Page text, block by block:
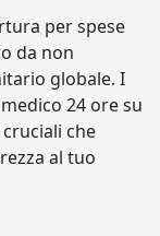
per spese
da non
globale. I
24 ore su
che
al tuo